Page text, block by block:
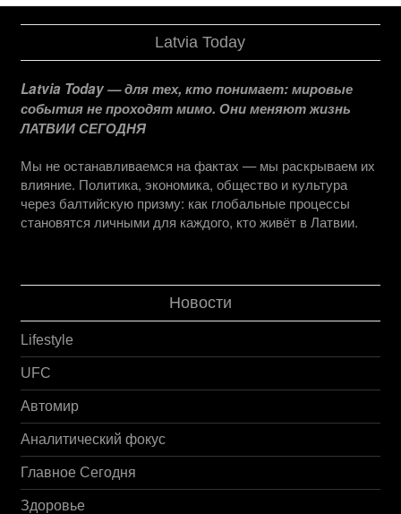
Latvia Today
Latvia Today — для тех, кто понимает: мировые
события не проходят мимо. Они меняют жизнь
ЛАТВИИ СЕГОДНЯ
Мы не останавливаемся на фактах — мы раскрываем их
влияние. Политика, экономика, общество и культура
через балтийскую призму: как глобальные процессы
становятся личными для каждого, кто живёт в Латвии.
Новости
Lifestyle
UFC
Автомир
Аналитический фокус
Главное Сегодня
Здоровье